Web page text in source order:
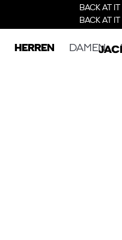
BACK AT
BACK AT
HERREN DAMEN